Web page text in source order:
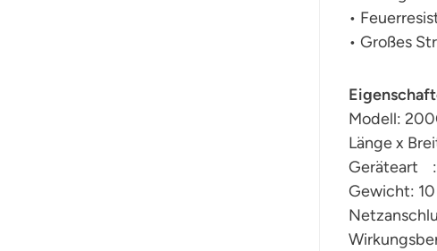
•
• Großes
Modell:
Länge x
Geräteart :
Gewicht: